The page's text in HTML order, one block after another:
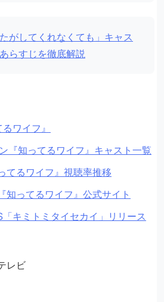
がしてくれなくても」キャス
らすじを徹底解説
ワイフ』
『知ってるワイフ』キャスト一覧
てるワイフ』視聴率推移
知ってるワイフ』公式サイト
「キミトミタイセカイ」リリース
レビ